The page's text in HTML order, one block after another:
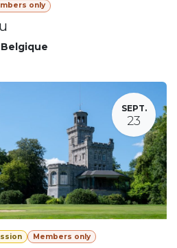
only
Belgique
SEPT.
23
Members only